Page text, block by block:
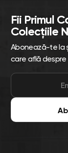
Fii Primul
Colecțiile
Abonează-te la
care află